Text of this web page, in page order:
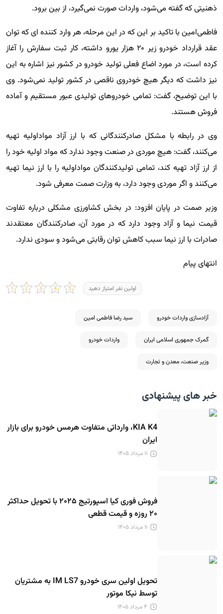
ذهنیتی که گفته می‌شود، واردات صورت نمی‌گیرد، از بین برود.
فاطمی‌امین با تاکید بر این که در این مرحله، هر وارد کننده ای که توان
عقد قرارداد خودرو زیر ۲۰ هزار یورو داشته، کار ثبت سفارش را آغاز
کرده است، در مورد اضاع فعلی تولید خودرو در کشور نیز اشاره به این
نیز داشت که دیگر هیچ خودروی ناقصی در کشور تولید نمی‌شود. وی
با این توضیح، گفت: تمامی خودروهای تولیدی عبور مستقیم و آماده
فروش هستند.
وی در رابطه با مشکل صادرکنندگانی که با ارز آزاد مواداولیه تهیه
می‌کنند، گفت: هیچ موردی در صنعت وجود ندارد که مواد اولیه خود را
از ارز آزاد تهیه کند، تمامی تولیدکنندگان مواداولیه را با ارز نیما تهیه
می‌کنند و اگر موردی وجود دارد، به وزارت صمت معرفی شود.
وزیر صمت در پایان افزود: در بخش کشاورزی مشکلی درباره تفاوت
قیمت نیما و آزاد وجود دارد که در مورد آن، صادرکنندگان معتقدند
صادرات با ارز نیما سبب کاهش توان رقابتی می‌شود و سودی ندارد.
انتهای پیام
اولین نفر امتیاز دهید
آزادسازی واردات خودرو سید رضا فاطمی امین
گمرک جمهوری اسلامی ایران واردات خودرو
وزیر صنعت، معدن و تجارت
خبر های پیشنهادی
KIA K4، وارداتی متفاوت هرمس خودرو برای بازار
ایران
۱۱ مرداد ۱۴۰۵
فروش فوری کیا اسپورتیج ۲۰۲۵ با تحویل حداکثر
۲۰ روزه و قیمت قطعی
۱۱ مرداد ۱۴۰۵
تحویل اولین سری خودرو IM LS7 به مشتریان
توسط نیکا موتور
۴ مرداد ۱۴۰۵